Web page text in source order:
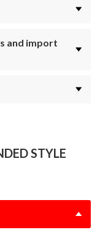
and import
STYLE